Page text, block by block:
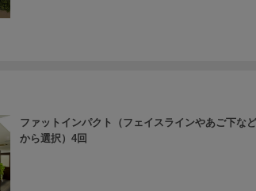
ファットインパクト（フェイスラインやあご下な
から選択）4回